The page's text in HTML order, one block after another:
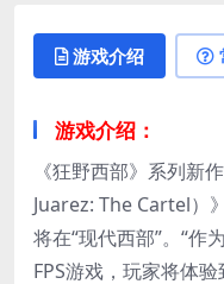
游戏介绍
游戏介绍：
《狂野西部》系列新
Juarez: The Cartel）
将在“现代西部”。“作
FPS游戏，玩家将体